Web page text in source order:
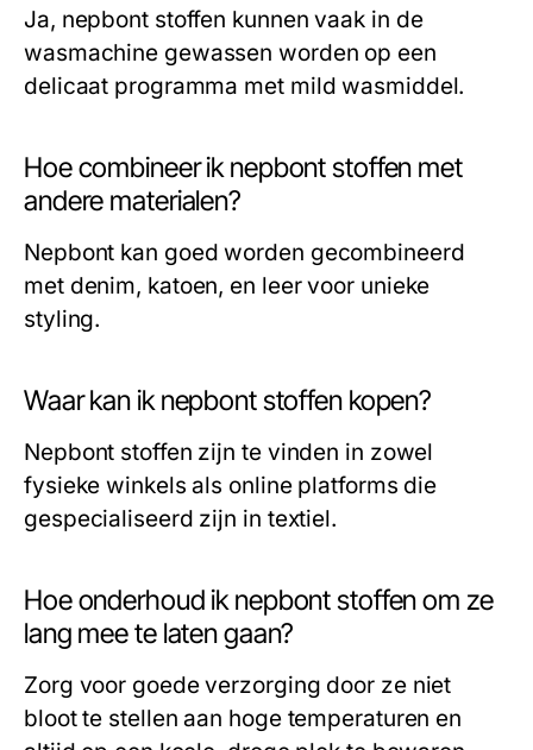
Ja, nepbont stoffen kunnen vaak in de
wasmachine gewassen worden op een
delicaat programma met mild wasmiddel.
Hoe combineer ik nepbont stoffen met
andere materialen?
Nepbont kan goed worden gecombineerd
met denim, katoen, en leer voor unieke
styling.
Waar kan ik nepbont stoffen kopen?
Nepbont stoffen zijn te vinden in zowel
fysieke winkels als online platforms die
gespecialiseerd zijn in textiel.
Hoe onderhoud ik nepbont stoffen om ze
lang mee te laten gaan?
Zorg voor goede verzorging door ze niet
bloot te stellen aan hoge temperaturen en